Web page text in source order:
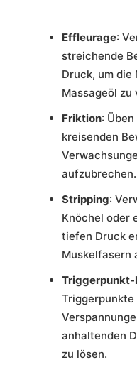
Effleurage:
streichende
Druck, um die
Massageöl zu
Friktion:
kreisenden
aufzubrechen.
Stripping:
Knöchel oder
tiefen Druck
Muskelfasern
Triggerpunkt-
anhaltenden
zu lösen.